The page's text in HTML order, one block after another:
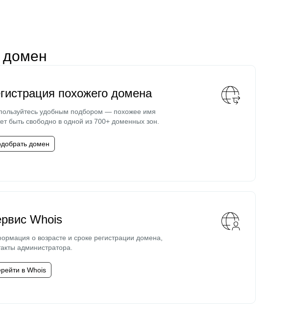
домен
похожего домена
удобным подбором — похожее имя
быть свободно в одной из 700+ доменных зон.
домен
Whois
о возрасте и сроке регистрации домена,
администратора.
в Whois